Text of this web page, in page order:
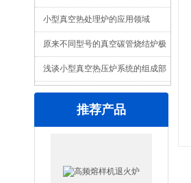
要求
小型真空热处理炉的应用领域
原来不同型号的真空碳管烧结炉极
限真空不一样
浅谈小型真空热压炉系统的组成部
分
推荐产品